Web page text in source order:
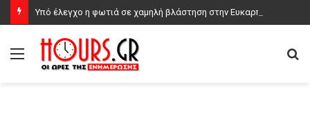
Μενού